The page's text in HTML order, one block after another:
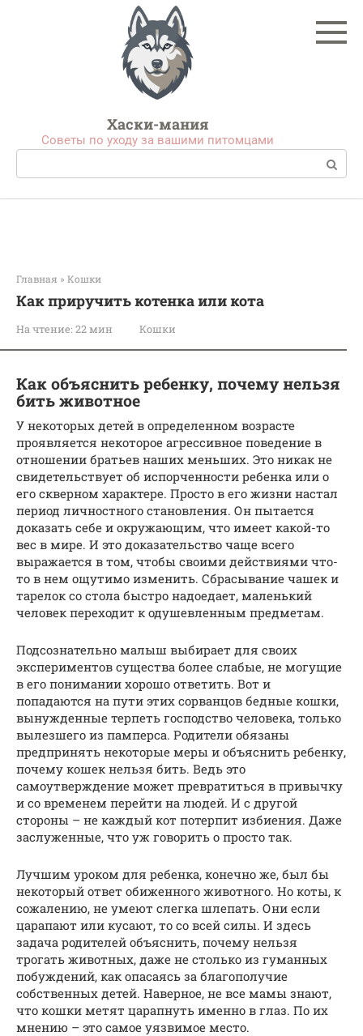
Хаски-мания
Советы по уходу за вашими питомцами
Поиск:
Главная » Кошки
Как приручить котенка или кота
На чтение: 22 мин Кошки
Как объяснить ребенку, почему нельзя
бить животное
У некоторых детей в определенном возрасте
проявляется некоторое агрессивное поведение в
отношении братьев наших меньших. Это никак не
свидетельствует об испорченности ребенка или о
его скверном характере. Просто в его жизни настал
период личностного становления. Он пытается
доказать себе и окружающим, что имеет какой-то
вес в мире. И это доказательство чаще всего
выражается в том, чтобы своими действиями что-
то в нем ощутимо изменить. Сбрасывание чашек и
тарелок со стола быстро надоедает, маленький
человек переходит к одушевленным предметам.
Подсознательно малыш выбирает для своих
экспериментов существа более слабые, не могущие
в его понимании хорошо ответить. Вот и
попадаются на пути этих сорванцов бедные кошки,
вынужденные терпеть господство человека, только
вылезшего из памперса. Родители обязаны
предпринять некоторые меры и объяснить ребенку,
почему кошек нельзя бить. Ведь это
самоутверждение может превратиться в привычку
и со временем перейти на людей. И с другой
стороны – не каждый кот потерпит избиения. Даже
заслуженные, что уж говорить о просто так.
Лучшим уроком для ребенка, конечно же, был бы
некоторый ответ обиженного животного. Но коты, к
сожалению, не умеют слегка шлепать. Они если
царапают или кусают, то со всей силы. И здесь
задача родителей объяснить, почему нельзя
трогать животных, даже не столько из гуманных
побуждений, как опасаясь за благополучие
собственных детей. Наверное, не все мамы знают,
что кошки метят царапнуть именно в глаз. По их
мнению – это самое уязвимое место.